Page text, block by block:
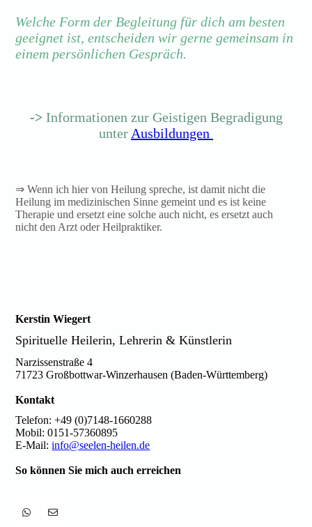
Welche Form der Begleitung für dich am besten
geeignet ist, entscheiden wir gerne gemeinsam in
einem persönlichen Gespräch.
->Informationen zur Geistigen Begradigung
unter Ausbildungen
⇒ Wenn ich hier von Heilung spreche, ist damit nicht die
Heilung im medizinischen Sinne gemeint und es ist keine
Therapie und ersetzt eine solche auch nicht, es ersetzt auch
nicht den Arzt oder Heilpraktiker.
Kerstin Wiegert
Spirituelle Heilerin, Lehrerin & Künstlerin
Narzissenstraße 4
71723 Großbottwar-Winzerhausen (Baden-Württemberg)
Kontakt
Telefon: +49 (0)7148-1660288
Mobil: 0151-57360895
E-Mail:info@seelen-heilen.de
So können Sie mich auch erreichen